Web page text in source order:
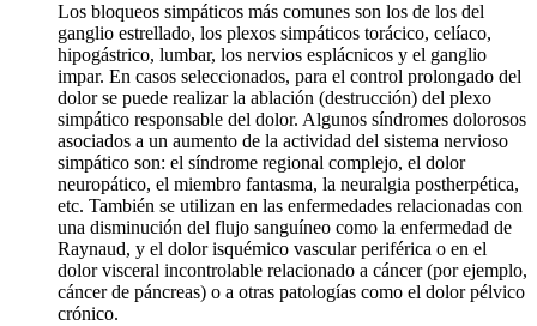
Los bloqueos simpáticos más comunes son los de los del
ganglio estrellado, los plexos simpáticos torácico, celíaco,
hipogástrico, lumbar, los nervios esplácnicos y el ganglio
impar. En casos seleccionados, para el control prolongado del
dolor se puede realizar la ablación (destrucción) del plexo
simpático responsable del dolor. Algunos síndromes dolorosos
asociados a un aumento de la actividad del sistema nervioso
simpático son: el síndrome regional complejo, el dolor
neuropático, el miembro fantasma, la neuralgia postherpética,
etc. También se utilizan en las enfermedades relacionadas con
una disminución del flujo sanguíneo como la enfermedad de
Raynaud, y el dolor isquémico vascular periférica o en el
dolor visceral incontrolable relacionado a cáncer (por ejemplo,
cáncer de páncreas) o a otras patologías como el dolor pélvico
crónico.